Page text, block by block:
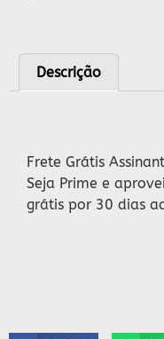
Descrição
Frete Grátis
Seja Prime e
grátis por 30 dias